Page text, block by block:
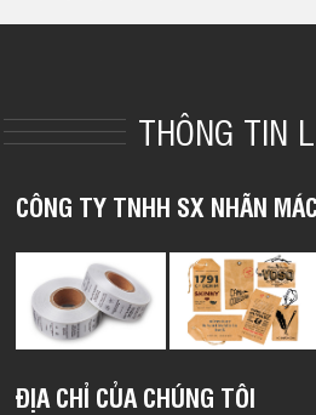
THÔNG TIN
CÔNG TY TNHH SX NHÃN
ĐỊA CHỈ CỦA CHÚNG TÔI